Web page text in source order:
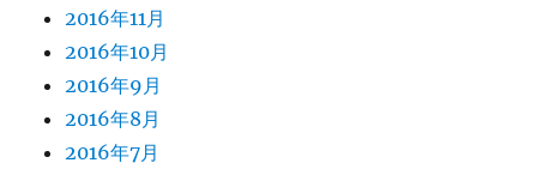
2016年11月
2016年10月
2016年9月
2016年8月
2016年7月